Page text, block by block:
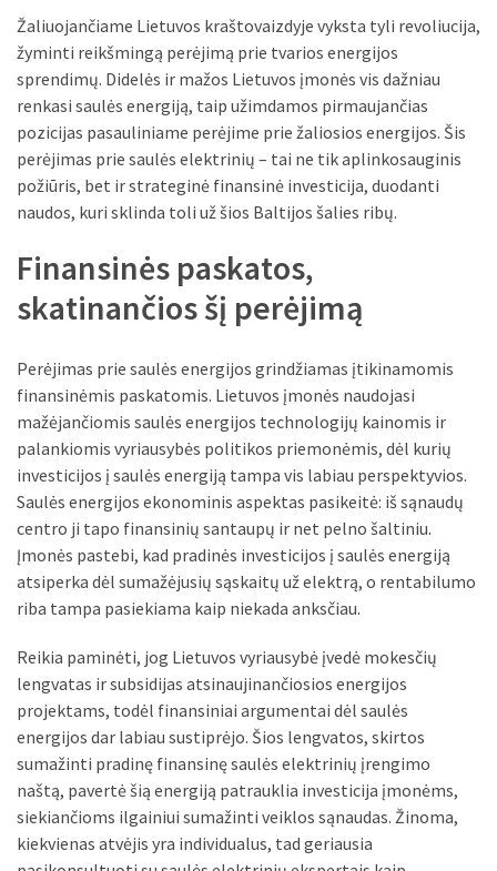
pakeistos
detalės,
bildesys
liko:
kaip
atpažinti,
kad
niekas
neieškojo
pervežimas
Suomijos:
kiek
laiko
tikrųjų
trunka
pristatymas?
MOST
USED
CATEGORIES
Patarimai
Prekės
(76)
Žaliuojančiame Lietuvos kraštovaizdyje vyksta tyli revoliucija,
žyminti reikšmingą perėjimą prie tvarios energijos
sprendimų. Didelės ir mažos Lietuvos įmonės vis dažniau
renkasi saulės energiją, taip užimdamos pirmaujančias
pozicijas pasauliniame perėjime prie žaliosios energijos. Šis
perėjimas prie saulės elektrinių – tai ne tik aplinkosauginis
požiūris, bet ir strateginė finansinė investicija, duodanti
naudos, kuri sklinda toli už šios Baltijos šalies ribų.
Finansinės paskatos,
skatinančios šį perėjimą
Perėjimas prie saulės energijos grindžiamas įtikinamomis
finansinėmis paskatomis. Lietuvos įmonės naudojasi
mažėjančiomis saulės energijos technologijų kainomis ir
palankiomis vyriausybės politikos priemonėmis, dėl kurių
investicijos į saulės energiją tampa vis labiau perspektyvios.
Saulės energijos ekonominis aspektas pasikeitė: iš sąnaudų
centro ji tapo finansinių santaupų ir net pelno šaltiniu.
Įmonės pastebi, kad pradinės investicijos į saulės energiją
atsiperka dėl sumažėjusių sąskaitų už elektrą, o rentabilumo
riba tampa pasiekiama kaip niekada anksčiau.
Reikia paminėti, jog Lietuvos vyriausybė įvedė mokesčių
lengvatas ir subsidijas atsinaujinančiosios energijos
projektams, todėl finansiniai argumentai dėl saulės
energijos dar labiau sustiprėjo. Šios lengvatos, skirtos
sumažinti pradinę finansinę saulės elektrinių įrengimo
naštą, pavertė šią energiją patrauklia investicija įmonėms,
siekiančioms ilgainiui sumažinti veiklos sąnaudas. Žinoma,
kiekvienas atvėjis yra individualus, tad geriausia